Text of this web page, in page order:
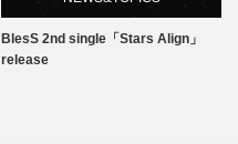
BlesS 2nd single「Stars Align」
release